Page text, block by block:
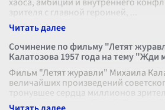
зрителя с главной героиней,
Сочинение по фильму "Летят
Калатозова 1957 года на тему "Жди
Фильм "Летят журавли" Михаила
величайших произведений
тронувшее сердца миллионов
искренностью и глубиной. Основной